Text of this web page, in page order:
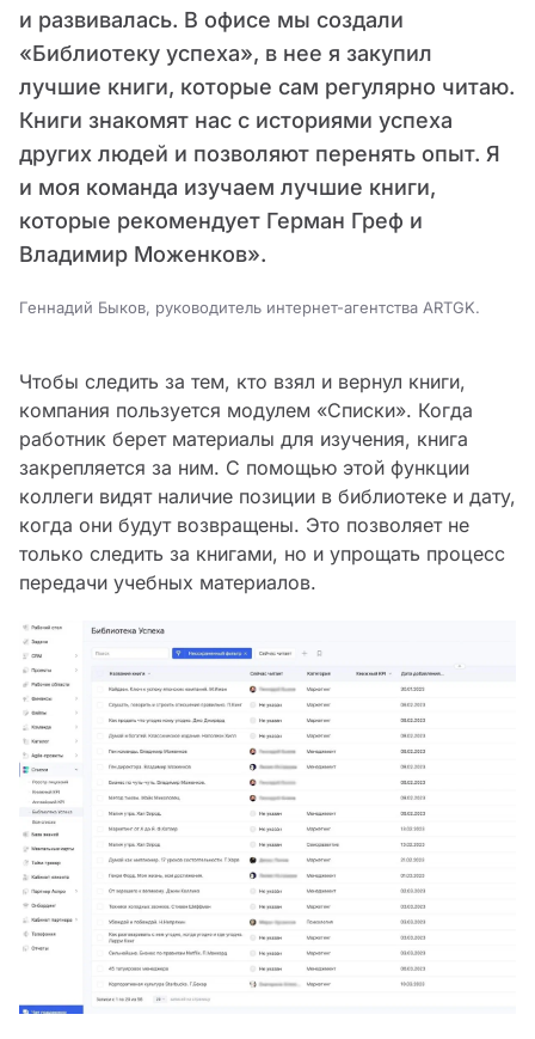
и развивалась. В офисе мы создали
«Библиотеку успеха», в нее я закупил
лучшие книги, которые сам регулярно читаю.
Книги знакомят нас с историями успеха
других людей и позволяют перенять опыт. Я
и моя команда изучаем лучшие книги,
которые рекомендует Герман Греф и
Владимир Моженков».
Геннадий Быков, руководитель интернет-агентства ARTGK.
Чтобы следить за тем, кто взял и вернул книги,
компания пользуется модулем «Списки». Когда
работник берет материалы для изучения, книга
закрепляется за ним. С помощью этой функции
коллеги видят наличие позиции в библиотеке и дату,
когда они будут возвращены. Это позволяет не
только следить за книгами, но и упрощать процесс
передачи учебных материалов.